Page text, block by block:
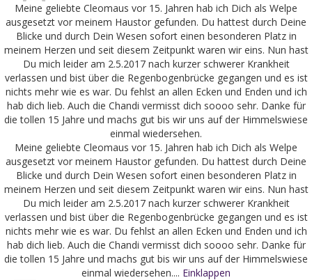
Meine geliebte Cleomaus vor 15. Jahren hab ich Dich als Welpe
ausgesetzt vor meinem Haustor gefunden. Du hattest durch Deine
Blicke und durch Dein Wesen sofort einen besonderen Platz in
meinem Herzen und seit diesem Zeitpunkt waren wir eins. Nun hast
Du mich leider am 2.5.2017 nach kurzer schwerer Krankheit
verlassen und bist über die Regenbogenbrücke gegangen und es ist
nichts mehr wie es war. Du fehlst an allen Ecken und Enden und ich
hab dich lieb. Auch die Chandi vermisst dich soooo sehr. Danke für
die tollen 15 Jahre und machs gut bis wir uns auf der Himmelswiese
einmal wiedersehen.
Meine geliebte Cleomaus vor 15. Jahren hab ich Dich als Welpe
ausgesetzt vor meinem Haustor gefunden. Du hattest durch Deine
Blicke und durch Dein Wesen sofort einen besonderen Platz in
meinem Herzen und seit diesem Zeitpunkt waren wir eins. Nun hast
Du mich leider am 2.5.2017 nach kurzer schwerer Krankheit
verlassen und bist über die Regenbogenbrücke gegangen und es ist
nichts mehr wie es war. Du fehlst an allen Ecken und Enden und ich
hab dich lieb. Auch die Chandi vermisst dich soooo sehr. Danke für
die tollen 15 Jahre und machs gut bis wir uns auf der Himmelswiese
einmal wiedersehen.... Einklappen